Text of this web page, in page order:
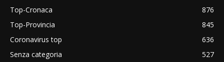
Top-Cronaca
876
Top-Provincia
845
Coronavirus top
636
Senza categoria
527